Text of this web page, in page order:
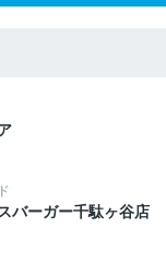
バーガー千駄ヶ谷店